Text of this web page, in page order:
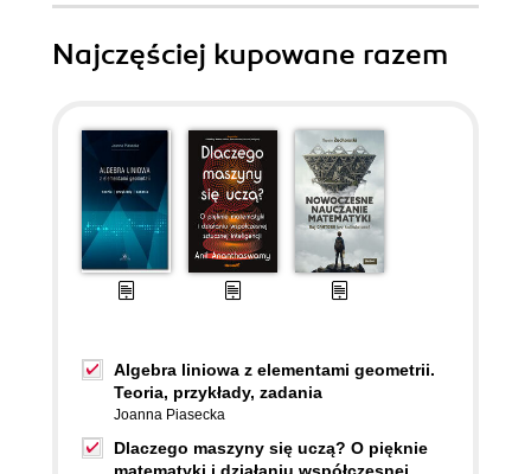
Najczęściej kupowane razem
Algebra liniowa z elementami geometrii.
Teoria, przykłady, zadania
Joanna Piasecka
Dlaczego maszyny się uczą? O pięknie